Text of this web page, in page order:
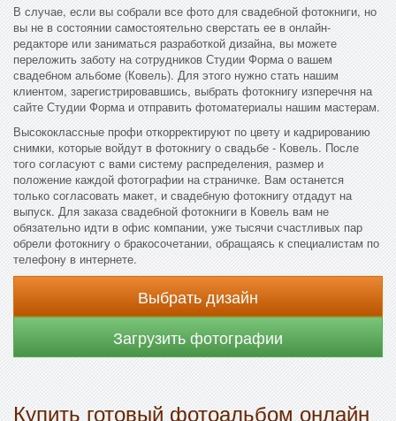
В случае, если вы собрали все фото для свадебной фотокниги, но
вы не в состоянии самостоятельно сверстать ее в онлайн-
редакторе или заниматься разработкой дизайна, вы можете
переложить заботу на сотрудников Студии Форма о вашем
свадебном альбоме (Ковель). Для этого нужно стать нашим
клиентом, зарегистрировавшись, выбрать фотокнигу изперечня на
сайте Студии Форма и отправить фотоматериалы нашим мастерам.
Высококлассные профи откорректируют по цвету и кадрированию
снимки, которые войдут в фотокнигу о свадьбе - Ковель. После
того согласуют с вами систему распределения, размер и
положение каждой фотографии на страничке. Вам останется
только согласовать макет, и свадебную фотокнигу отдадут на
выпуск. Для заказа свадебной фотокниги в Ковель вам не
обязательно идти в офис компании, уже тысячи счастливых пар
обрели фотокнигу о бракосочетании, обращаясь к специалистам по
телефону в интернете.
Выбрать дизайн
Загрузить фотографии
Купить готовый фотоальбом онлайн